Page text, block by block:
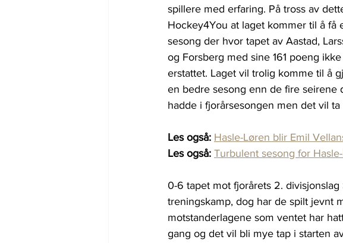
spillere med erfaring. På tross av
Hockey4You at laget kommer til å få
sesong der hvor tapet av Aastad,
og Forsberg med sine 161 poeng
erstattet. Laget vil trolig komme til å
en bedre sesong enn de fire seirene
hadde i fjorårsesongen men det vil
Les også: Hasle-Løren blir Emil
Les også: Turbulent sesong for
0-6 tapet mot fjorårets 2.
treningskamp, dog har de spilt jevnt
motstanderlagene som ventet har
gang og det vil bli mye tap i starten